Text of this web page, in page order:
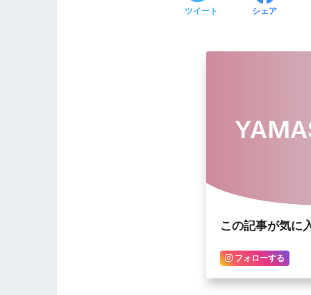
ツイート シェア
この記事が気に
フォローする